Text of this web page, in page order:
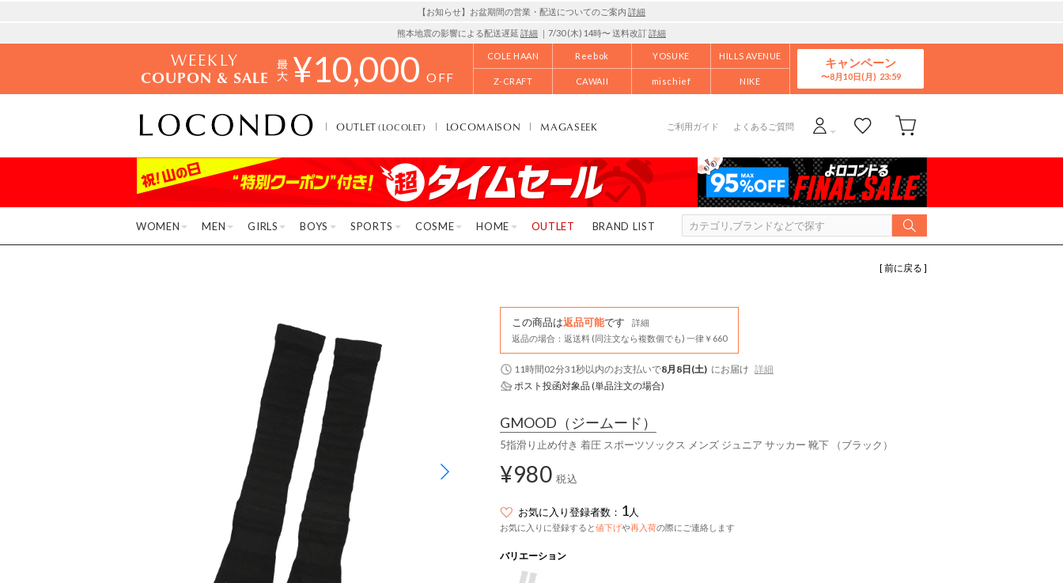
【お知らせ】お盆期間の営業・配送についてのご案内 詳細
熊本地震の影響による配送遅延 詳細 ｜7/30 (木) 14時〜 送料改訂詳細
WEEKLY
COUPON & SALE ¥10,000 OFF
COLE HAAN Reebok YOSUKE HILLS AVENUE
Z-CRAFT CAWAII mischief NIKE
キャンペーン
8月10日(月)
OUTLET(LOCOLET) LOCOMAISON MAGASEEK ご利用ガイド よくあるご質問
WOMEN MEN GIRLS BOYS SPORTS COSME HOME OUTLET BRAND LIST
[ 前に戻る ]
この商品は返品可能です
詳細
返品の場合：返送料 (同注文なら複数個でも) 一律￥660
11時間02分30秒以内のお支払いで8月8日(土) にお届け 詳細
ポスト投函対象品 (単品注文の場合)
GMOOD （ジームード）
5指滑り止め付き 着圧 スポーツソックス メンズ ジュニア サッカー 靴下 （ブラック）
¥980 税込
お気に入り登録者数： 1人
お気に入りに登録すると値下げや再入荷の際にご連絡します
バリエーション